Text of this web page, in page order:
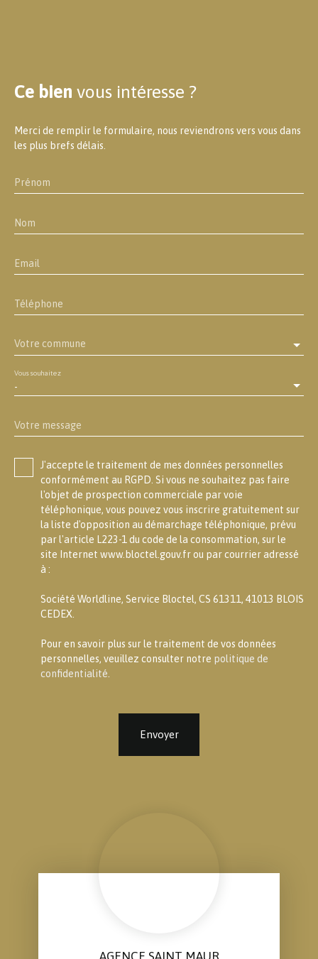
Ce bien vous intéresse ?
Merci de remplir le formulaire, nous reviendrons vers vous dans
les plus brefs délais.
Prénom
Nom
Email
Téléphone
Votre commune
-
Vous souhaitez
Votre message
J'accepte le traitement de mes données personnelles
conformément au RGPD. Si vous ne souhaitez pas faire
l'objet de prospection commerciale par voie
téléphonique, vous pouvez vous inscrire gratuitement sur
la liste d'opposition au démarchage téléphonique, prévu
par l'article L223-1 du code de la consommation, sur le
site Internet www.bloctel.gouv.fr ou par courrier adressé
à :
Société Worldline, Service Bloctel, CS 61311, 41013 BLOIS
CEDEX.
Pour en savoir plus sur le traitement de vos données
personnelles, veuillez consulter notre politique de
confidentialité
Envoyer
AGENCE SAINT MAUR